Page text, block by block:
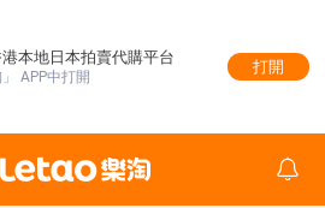
本地日本拍賣代購平台
APP中打開
打開